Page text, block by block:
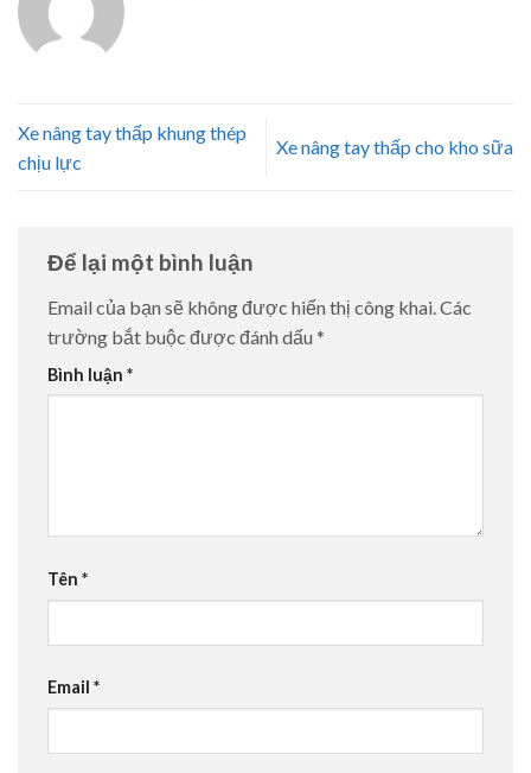
Xe nâng tay thấp khung thép
chịu lực
Xe nâng tay thấp cho kho sữa
Để lại một bình luận
Email của bạn sẽ không được hiển thị công khai. Các
trường bắt buộc được đánh dấu *
Bình luận *
Tên *
Email *